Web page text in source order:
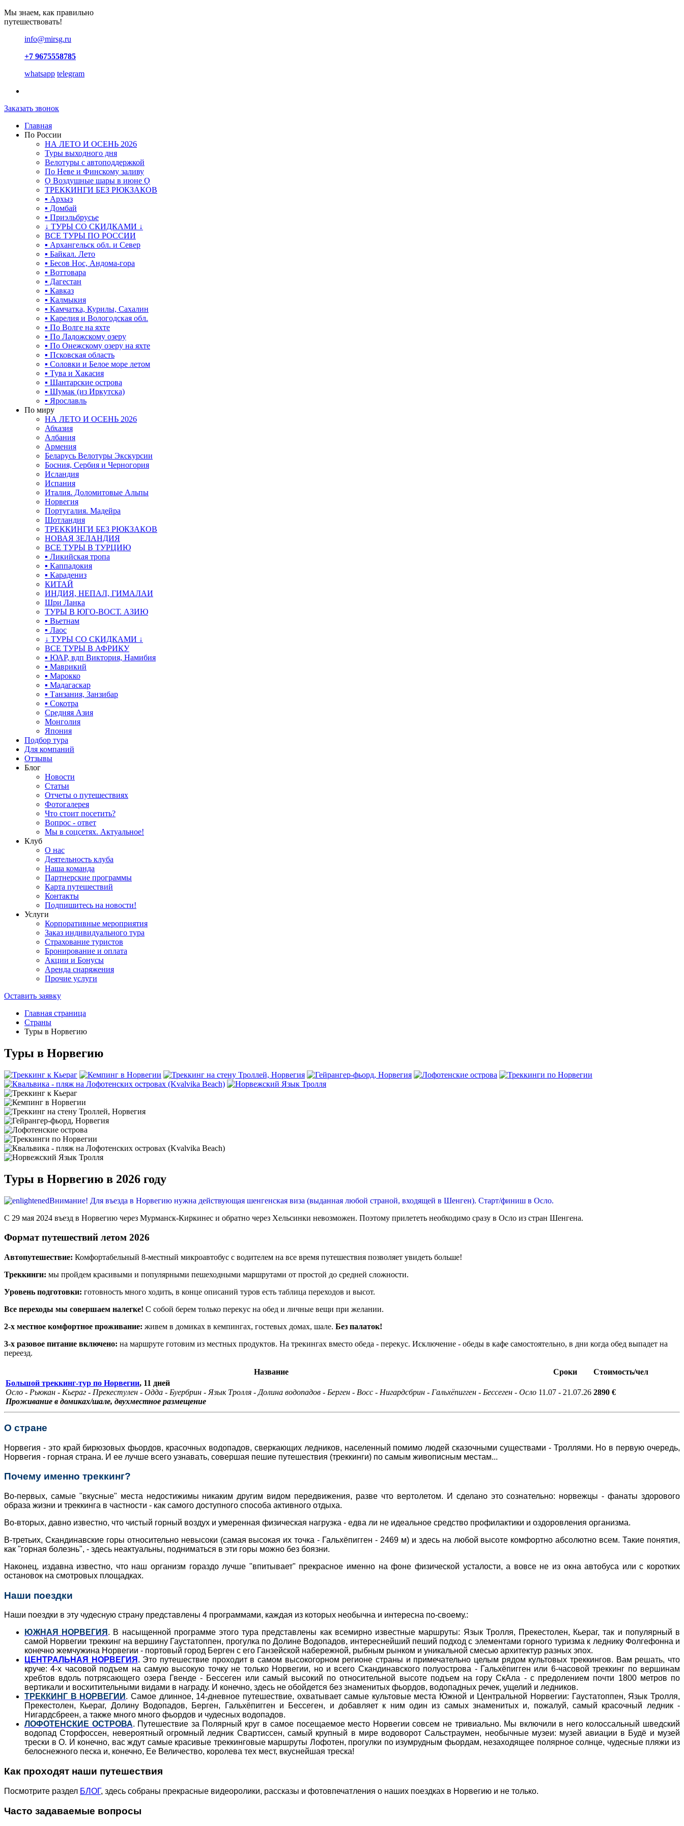
Мы знаем, как правильно
путешествовать!
info@mirsg.ru
+7 9675558785
whatsapp telegram
Заказать звонок
Главная
По России
НА ЛЕТО И ОСЕНЬ 2026
Туры выходного дня
Велотуры с автоподдержкой
По Неве и Финскому заливу
Ǫ Воздушные шары в июне Ǫ
ТРЕККИНГИ БЕЗ РЮКЗАКОВ
▪ Архыз
▪ Домбай
▪ Приэльбрусье
↓ ТУРЫ СО СКИДКАМИ ↓
ВСЕ ТУРЫ ПО РОССИИ
▪ Архангельск обл. и Север
▪ Байкал. Лето
▪ Бесов Нос, Андома-гора
▪ Воттовара
▪ Дагестан
▪ Кавказ
▪ Калмыкия
▪ Камчатка, Курилы, Сахалин
▪ Карелия и Вологодская обл.
▪ По Волге на яхте
▪ По Ладожскому озеру
▪ По Онежскому озеру на яхте
▪ Псковская область
▪ Соловки и Белое море летом
▪ Тува и Хакасия
▪ Шантарские острова
▪ Шумак (из Иркутска)
▪ Ярославль
По миру
НА ЛЕТО И ОСЕНЬ 2026
Абхазия
Албания
Армения
Беларусь Велотуры Экскурсии
Босния, Сербия и Черногория
Исландия
Испания
Италия. Доломитовые Альпы
Норвегия
Португалия. Мадейра
Шотландия
ТРЕККИНГИ БЕЗ РЮКЗАКОВ
НОВАЯ ЗЕЛАНДИЯ
ВСЕ ТУРЫ В ТУРЦИЮ
▪ Ликийская тропа
▪ Каппадокия
▪ Карадениз
КИТАЙ
ИНДИЯ, НЕПАЛ, ГИМАЛАИ
Шри Ланка
ТУРЫ В ЮГО-ВОСТ. АЗИЮ
▪ Вьетнам
▪ Лаос
↓ ТУРЫ СО СКИДКАМИ ↓
ВСЕ ТУРЫ В АФРИКУ
▪ ЮАР, вдп Виктория, Намибия
▪ Маврикий
▪ Марокко
▪ Мадагаскар
▪ Танзания, Занзибар
▪ Сокотра
Средняя Азия
Монголия
Япония
Подбор тура
Для компаний
Отзывы
Блог
Новости
Статьи
Отчеты о путешествиях
Фотогалерея
Что стоит посетить?
Вопрос - ответ
Мы в соцсетях. Актуальное!
Клуб
О нас
Деятельность клуба
Наша команда
Партнерские программы
Карта путешествий
Контакты
Подпишитесь на новости!
Услуги
Корпоративные мероприятия
Заказ индивидуального тура
Страхование туристов
Бронирование и оплата
Акции и Бонусы
Аренда снаряжения
Прочие услуги
Оставить заявку
Главная страница
Страны
Туры в Норвегию
Туры в Норвегию
Туры в Норвегию в 2026 году
Внимание! Для въезда в Норвегию нужна действующая шенгенская виза (выданная любой страной, входящей в Шенген). Старт/финиш в Осло.
С 29 мая 2024 въезд в Норвегию через Мурманск-Киркинес и обратно через Хельсинки невозможен. Поэтому прилететь необходимо сразу в Осло из стран Шенгена.
Формат путешествий летом 2026
Автопутешествие: Комфортабельный 8-местный микроавтобус с водителем на все время путешествия позволяет увидеть больше!
Треккинги: мы пройдем красивыми и популярными пешеходными маршрутами от простой до средней сложности.
Уровень подготовки: готовность много ходить, в конце описаний туров есть таблица переходов и высот.
Все переходы мы совершаем налегке! С собой берем только перекус на обед и личные вещи при желании.
2-х местное комфортное проживание: живем в домиках в кемпингах, гостевых домах, шале. Без палаток!
3-х разовое питание включено: на маршруте готовим из местных продуктов. На трекингах вместо обеда - перекус. Исключение - обеды в кафе самостоятельно, в дни когда обед выпадет на
переезд.
Название Сроки
Стоимость/чел
Большой треккинг-тур по Норвегии, 11 дней
Осло - Рьюкан - Кьераг - Прекестулен - Одда - Буербрин - Язык Тролля - Долина водопадов - Берген - Восс - Нигардсбрин - Гальхёпигген - Бессеген - Осло
Проживание в домиках/шале, двухместное размещение
11.07 - 21.07.26 2890 €
О стране
Норвегия - это край бирюзовых фьордов, красочных водопадов, сверкающих ледников, населенный помимо людей сказочными существами - Троллями. Но в первую очередь,
Норвегия - горная страна. И ее лучше всего узнавать, совершая пешие путешествия (треккинги) по самым живописным местам...
Почему именно треккинг?
Во-первых, самые "вкусные" места недостижимы никаким другим видом передвижения, разве что вертолетом. И сделано это сознательно: норвежцы - фанаты здорового
образа жизни и треккинга в частности - как самого доступного способа активного отдыха.
Во-вторых, давно известно, что чистый горный воздух и умеренная физическая нагрузка - едва ли не идеальное средство профилактики и оздоровления организма.
В-третьих, Скандинавские горы относительно невысоки (самая высокая их точка - Гальхёпигген - 2469 м) и здесь на любой высоте комфортно абсолютно всем. Такие понятия,
как "горная болезнь", - здесь неактуальны, подниматься в эти горы можно без боязни.
Наконец, издавна известно, что наш организм гораздо лучше "впитывает" прекрасное именно на фоне физической усталости, а вовсе не из окна автобуса или с коротких
остановок на смотровых площадках.
Наши поездки
Наши поездки в эту чудесную страну представлены 4 программами, каждая из которых необычна и интересна по-своему.:
ЮЖНАЯ НОРВЕГИЯ . В насыщенной программе этого тура представлены как всемирно известные маршруты: Язык Тролля, Прекестолен, Кьераг, так и популярный в
самой Норвегии треккинг на вершину Гаустатоппен, прогулка по Долине Водопадов, интереснейший пеший подход с элементами горного туризма к леднику Фолгефонна и
конечно жемчужина Норвегии - портовый город Берген с его Ганзейской набережной, рыбным рынком и уникальной смесью архитектур разных эпох.
ЦЕНТРАЛЬНАЯ НОРВЕГИЯ .Это путешествие проходит в самом высокогорном регионе страны и примечательно целым рядом культовых треккингов. Вам решать, что
круче: 4-х часовой подъем на самую высокую точку не только Норвегии, но и всего Скандинавского полуострова - Гальхёпигген или 6-часовой треккинг по вершинам
хребтов вдоль потрясающего озера Гвенде - Бессеген или самый высокий по относительной высоте подъем на гору СкАла - с предолением почти 1800 метров по
вертикали и восхитительными видами в награду. И конечно, здесь не обойдется без знаменитых фьордов, водопадных речек, ущелий и ледников.
ТРЕККИНГ В НОРВЕГИИ . Самое длинное, 14-дневное путешествие, охватывает самые культовые места Южной и Центральной Норвегии: Гаустатоппен, Язык Тролля,
Прекестолен, Кьераг, Долину Водопадов, Берген, Гальхёпигген и Бессеген, и добавляет к ним один из самых знаменитых и, пожалуй, самый красочный ледник -
Нигардсбреен, а также много много фьордов и чудесных водопадов.
ЛОФОТЕНСКИЕ ОСТРОВА. Путешествие за Полярный круг в самое посещаемое место Норвегии совсем не тривиально. Мы включили в него колоссальный шведский
водопад Сторфоссен, невероятный огромный ледник Свартиссен, самый крупный в мире водоворот Сальстраумен, необычные музеи: музей авиации в Будё и музей
трески в О. И конечно, вас ждут самые красивые треккинговые маршруты Лофотен, прогулки по изумрудным фьордам, незаходящее полярное солнце, чудесные пляжи из
белоснежного песка и, конечно, Ее Величество, королева тех мест, вкуснейшая треска!
Как проходят наши путешествия
Посмотрите раздел БЛОГ, здесь собраны прекрасные видеоролики, рассказы и фотовпечатления о наших поездках в Норвегию и не только.
Часто задаваемые вопросы